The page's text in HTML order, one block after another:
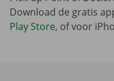
Download de gratis
Play Store, of voor